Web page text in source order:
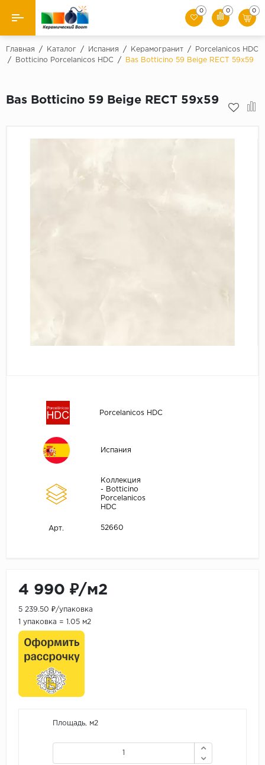
Назад
Керамическая плитка
0 0 0
Главная / Каталог / Испания / Керамогранит /
Porcelanicos HDC
/
Botticino Porcelanicos HDC / Bas Botticino 59 Beige RECT 59x59
Bas Botticino 59 Beige RECT 59x59
Porcelanicos HDC
Испания
Коллекция
- Botticino
Porcelanicos
HDC
Арт. 52660
4 990 ₽/м2
5 239.50 ₽/упаковка
1 упаковка = 1.05 м2
Площадь, м2